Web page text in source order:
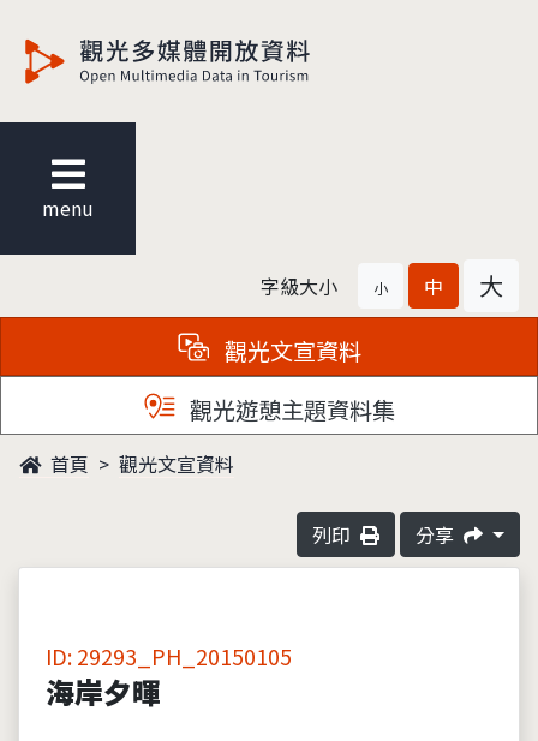
menu
字級大小 小 中 大
觀光文宣資料
觀光遊憩主題資料集
首頁 觀光文宣資料
列印 分享
ID: 29293_PH_20150105
海岸夕暉